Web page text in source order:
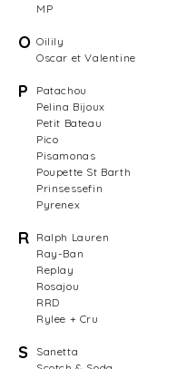
MP
O Oilily
Oscar et Valentine
P
Patachou
Pelina Bijoux
Petit Bateau
Pico
Pisamonas
Poupette St Barth
Prinsessefin
Pyrenex
R Ralph Lauren
Ray-Ban
Replay
Rosajou
RRD
Rylee + Cru
S
Sanetta